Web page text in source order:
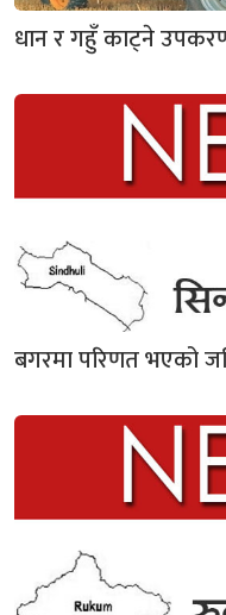
धान र गहुँ काट्ने उपकरण
बगरमा परिणत भएको